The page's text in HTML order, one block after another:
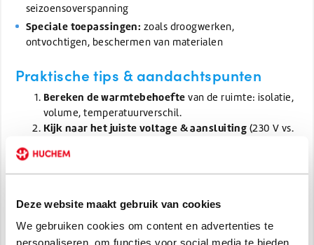
Deze website maakt gebruik van cookies
We gebruiken cookies om content en advertenties te
personaliseren, om functies voor social media te bieden
seizoensoverspanning
Speciale toepassingen: zoals droogwerken,
ontvochtigen, beschermen van materialen
Praktische tips & aandachtspunten
Bereken de warmtebehoefte van de ruimte: isolatie,
volume, temperatuurverschil.
Kijk naar het juiste voltage & aansluiting (230 V vs.
Let op veiligheid & ventilatie
materialen, geen afdekkingen die oververhitting
Gebruik thermostaat of regelbare instellingen
niet onnodig veel vermogen inzetten als het niet nodig